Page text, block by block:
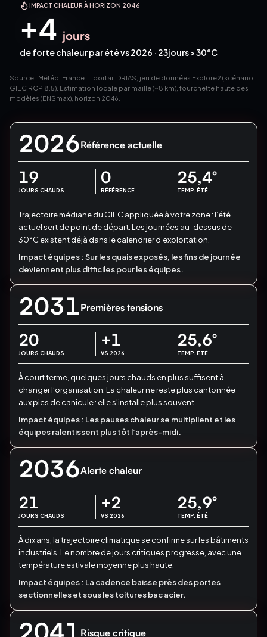
IMPACT CHALEUR À HORIZON 2046
+4 jours
de forte chaleur par été vs 2026 · 23jours > 30°C
Source : Météo-France — portail DRIAS, jeu de données Explore2 (scénario
GIEC RCP 8.5). Estimation locale par maille (~8 km), fourchette haute des
modèles (ENSmax), horizon 2046.
2026Référence actuelle
19
JOURS CHAUDS
0
RÉFÉRENCE
25,4°
TEMP. ÉTÉ
Trajectoire médiane du GIEC appliquée à votre zone : l’été
actuel sert de point de départ. Les journées au-dessus de
30°C existent déjà dans le calendrier d’exploitation.
Impact équipes :Sur les quais exposés, les fins de journée
deviennent plus difficiles pour les équipes.
2031Premières tensions
20
JOURS CHAUDS
+1
VS 2026
25,6°
TEMP. ÉTÉ
À court terme, quelques jours chauds en plus suffisent à
changer l’organisation. La chaleur ne reste plus cantonnée
aux pics de canicule : elle s’installe plus souvent.
Impact équipes : Les pauses chaleur se multiplient et les
équipes ralentissent plus tôt l’après-midi.
2036Alerte chaleur
21
JOURS CHAUDS
+2
VS 2026
25,9°
TEMP. ÉTÉ
À dix ans, la trajectoire climatique se confirme sur les bâtiments
industriels. Le nombre de jours critiques progresse, avec une
température estivale moyenne plus haute.
Impact équipes : La cadence baisse près des portes
sectionnelles et sous les toitures bac acier.
2041 Risque critique